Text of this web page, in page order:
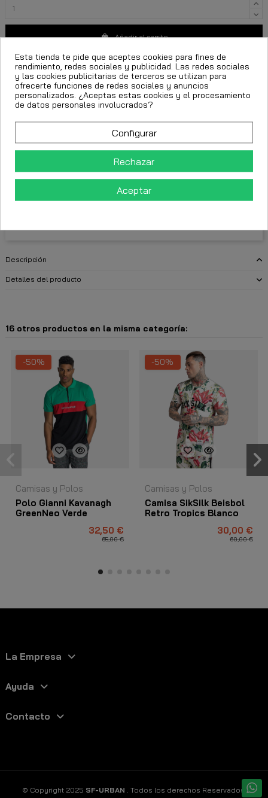
Añadir al carrito
polo ajustado hombre
FECHA ESTIMADA DE ENTREGA:
CttExpress 24/48h -Miércoles 12 Agosto, 2026
Descripción
Detalles del producto
16 otros productos en la misma categoría:
-50%
Camisas y Polos
Polo Gianni Kavanagh
GreenNeo Verde
32,50 €
65,00 €
-50%
Camisas y Polos
Camisa SikSilk Beisbol
Retro Tropics Blanco
30,00 €
60,00 €
La Empresa
Ayuda
Contacto
© Copyright 2025 SF-URBAN . Todos los derechos Reservados.
Esta tienda te pide que aceptes cookies para fines de
rendimiento, redes sociales y publicidad. Las redes sociales
y las cookies publicitarias de terceros se utilizan para
ofrecerte funciones de redes sociales y anuncios
personalizados. ¿Aceptas estas cookies y el procesamiento
de datos personales involucrados?
Configurar
Rechazar
Aceptar